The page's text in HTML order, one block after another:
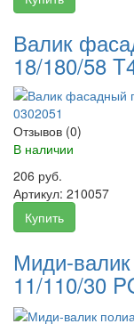
Валик
18/180/58
Отзывов (0)
В наличии
206 руб.
Артикул: 210057
Купить
Миди-
11/110/30